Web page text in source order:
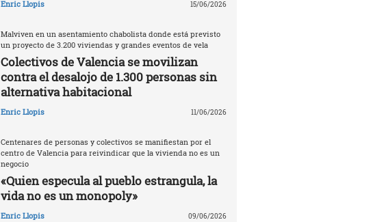
Enric Llopis 15/06/2026
Malviven en un asentamiento chabolista donde está previsto
un proyecto de 3.200 viviendas y grandes eventos de vela
Colectivos de Valencia se movilizan
contra el desalojo de 1.300 personas sin
alternativa habitacional
Enric Llopis 11/06/2026
Centenares de personas y colectivos se manifiestan por el
centro de Valencia para reivindicar que la vivienda no es un
negocio
«Quien especula al pueblo estrangula, la
vida no es un monopoly»
Enric Llopis 09/06/2026